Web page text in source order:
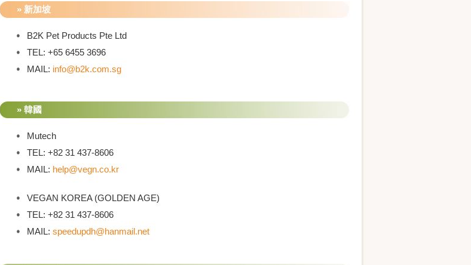
» 新加坡
B2K Pet Products Pte Ltd
TEL: +65 6455 3696
MAIL: info@b2k.com.sg
» 韓國
Mutech
TEL: +82 31 437-8606
MAIL: help@vegn.co.kr
VEGAN KOREA (GOLDEN AGE)
TEL: +82 31 437-8606
MAIL:speedupdh@hanmail.net